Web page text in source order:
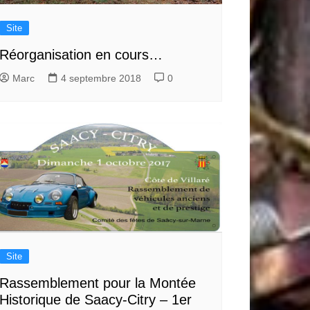
Site
en cours…
Marc 4 septembre 2018 0
Site
pour la Montée
de Saacy-Citry – 1er